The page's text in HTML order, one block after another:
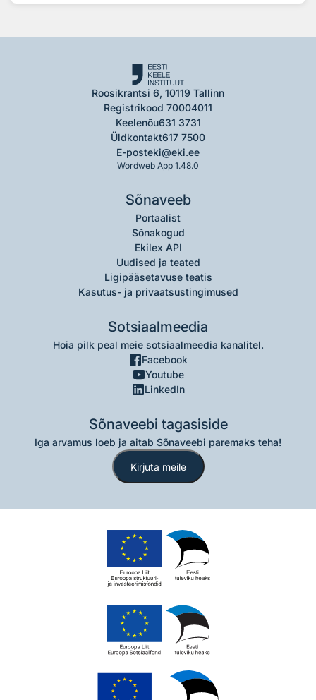
Roosikrantsi 6, 10119 Tallinn
Registrikood 70004011
Keelenõu631 3731
Üldkontakt617 7500
E-posteki@eki.ee
Wordweb App 1.48.0
Sõnaveeb
Portaalist
Sõnakogud
Ekilex API
Uudised ja teated
Ligipääsetavuse teatis
Kasutus- ja privaatsustingimused
Sotsiaalmeedia
Hoia pilk peal meie sotsiaalmeedia kanalitel.
Facebook
Youtube
LinkedIn
Sõnaveebi tagasiside
Iga arvamus loeb ja aitab Sõnaveebi paremaks teha!
Kirjuta meile